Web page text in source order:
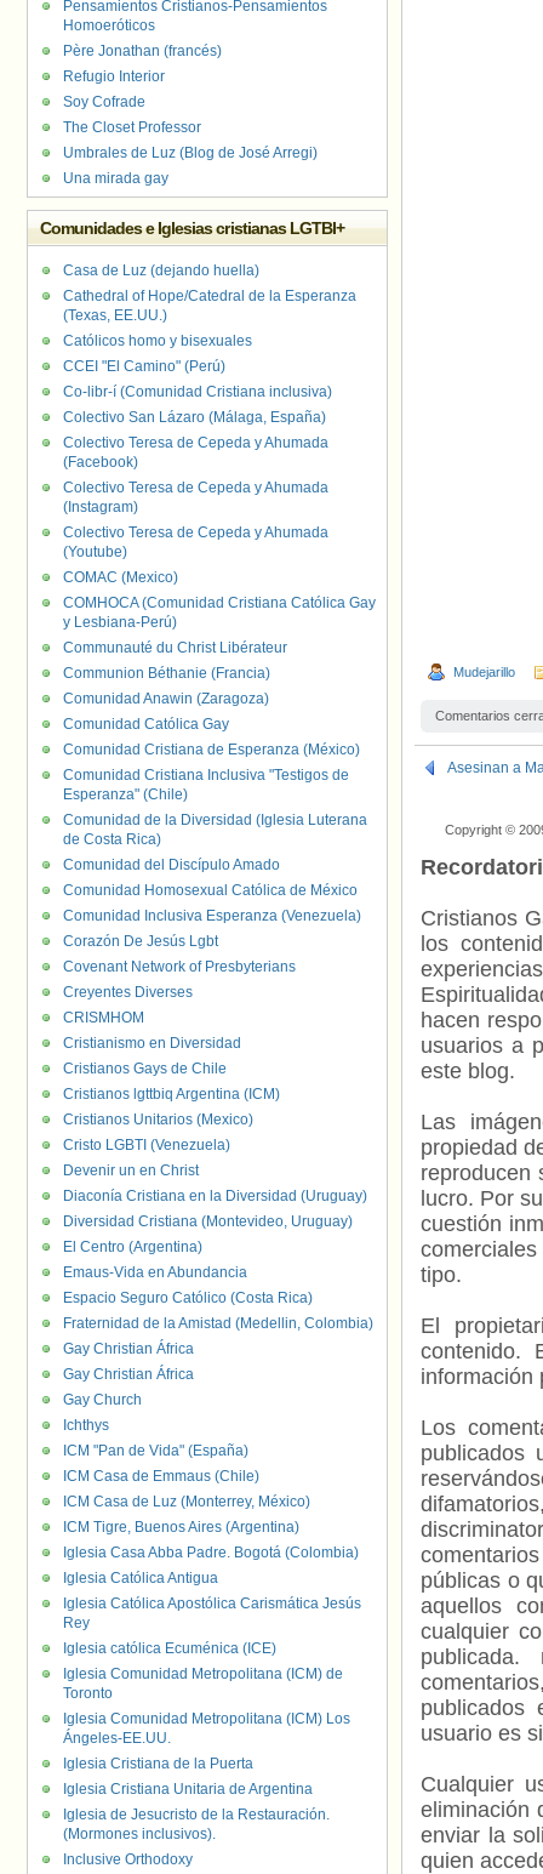
Mudejarillo
Comentarios
Asesinan a
Copyright ©
Cristianos
los
hacen
usuarios a
este blog.
Las
propiedad
reproducen
lucro. Por
cuestión
tipo.
El
contenido.
información
Los
publicados
públicas o
aquellos
cualquier
usuario es
Cualquier
eliminación
enviar la
quien
Pensamientos Cristianos-Pensamientos
Homoeróticos
Père Jonathan (francés)
Refugio Interior
Soy Cofrade
The Closet Professor
Umbrales de Luz (Blog de José Arregi)
Una mirada gay
Comunidades e Iglesias cristianas LGTBI+
Casa de Luz (dejando huella)
Cathedral of Hope/Catedral de la Esperanza
(Texas, EE.UU.)
Católicos homo y bisexuales
CCEI "El Camino" (Perú)
Co-libr-í (Comunidad Cristiana inclusiva)
Colectivo San Lázaro (Málaga, España)
Colectivo Teresa de Cepeda y Ahumada
(Facebook)
Colectivo Teresa de Cepeda y Ahumada
(Instagram)
Colectivo Teresa de Cepeda y Ahumada
(Youtube)
COMAC (Mexico)
COMHOCA (Comunidad Cristiana Católica Gay
y Lesbiana-Perú)
Communauté du Christ Libérateur
Communion Béthanie (Francia)
Comunidad Anawin (Zaragoza)
Comunidad Católica Gay
Comunidad Cristiana de Esperanza (México)
Comunidad Cristiana Inclusiva "Testigos de
Esperanza" (Chile)
Comunidad de la Diversidad (Iglesia Luterana
de Costa Rica)
Comunidad del Discípulo Amado
Comunidad Homosexual Católica de México
Comunidad Inclusiva Esperanza (Venezuela)
Corazón De Jesús Lgbt
Covenant Network of Presbyterians
Creyentes Diverses
CRISMHOM
Cristianismo en Diversidad
Cristianos Gays de Chile
Cristianos lgttbiq Argentina (ICM)
Cristianos Unitarios (Mexico)
Cristo LGBTI (Venezuela)
Devenir un en Christ
Diaconía Cristiana en la Diversidad (Uruguay)
Diversidad Cristiana (Montevideo, Uruguay)
El Centro (Argentina)
Emaus-Vida en Abundancia
Espacio Seguro Católico (Costa Rica)
Fraternidad de la Amistad (Medellin, Colombia)
Gay Christian África
Gay Christian África
Gay Church
Ichthys
ICM "Pan de Vida" (España)
ICM Casa de Emmaus (Chile)
ICM Casa de Luz (Monterrey, México)
ICM Tigre, Buenos Aires (Argentina)
Iglesia Casa Abba Padre. Bogotá (Colombia)
Iglesia Católica Antigua
Iglesia Católica Apostólica Carismática Jesús
Rey
Iglesia católica Ecuménica (ICE)
Iglesia Comunidad Metropolitana (ICM) de
Toronto
Iglesia Comunidad Metropolitana (ICM) Los
Ángeles-EE.UU.
Iglesia Cristiana de la Puerta
Iglesia Cristiana Unitaria de Argentina
Iglesia de Jesucristo de la Restauración.
(Mormones inclusivos).
Inclusive Orthodoxy